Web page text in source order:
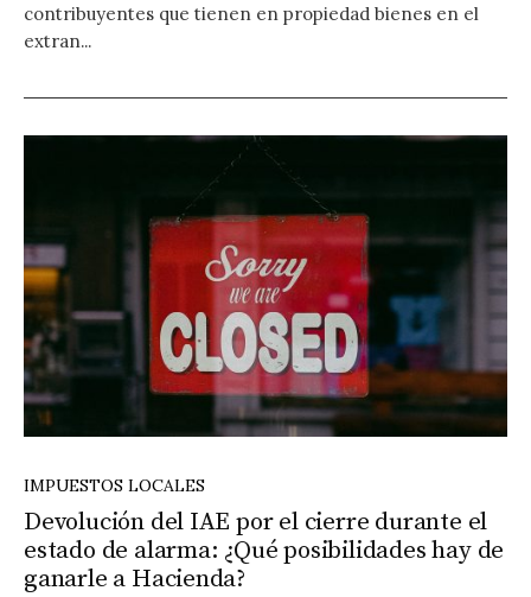
contribuyentes que tienen en propiedad bienes en el
extran...
IMPUESTOS LOCALES
Devolución del IAE por el cierre durante el
estado de alarma: ¿Qué posibilidades hay de
ganarle a Hacienda?